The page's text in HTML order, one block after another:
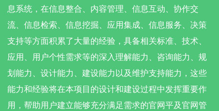
息系统，在信息整合、内容管理、信息互动、协作交
流、信息检索、信息挖掘、应用集成、信息服务、决策
支持等方面积累了大量的经验，具备相关标准、技术、
应用、用户个性需求等的深入理解能力、咨询能力、规
划能力、设计能力、建设能力以及维护支持能力，这些
能力和经验将在本项目的设计和建设过程中发挥重要作
用，帮助用户建立能够充分满足需求的官网平及官网管